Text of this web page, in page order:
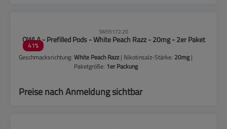
41%
SW55172.20
OWLA - Prefilled Pods - White Peach Razz - 20mg - 2er Paket
Geschmacksrichtung:White Peach Razz| Nikotinsalz-Stärke: 20mg|
Paketgröße: 1er Packung
Preise nach Anmeldung sichtbar